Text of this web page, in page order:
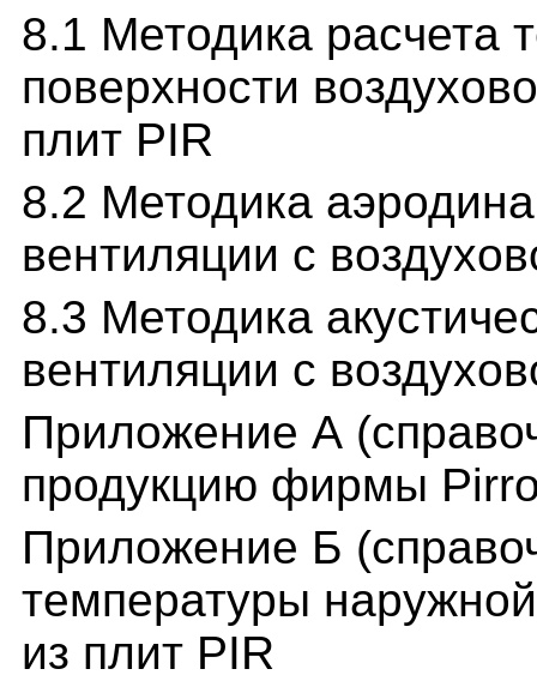
8.1 Методика расчета
поверхности
плит PIR
8.2 Методика
вентиляции с
8.3 Методика
вентиляции с
Приложение А
продукцию фирмы
Приложение Б
температуры
из плит PIR